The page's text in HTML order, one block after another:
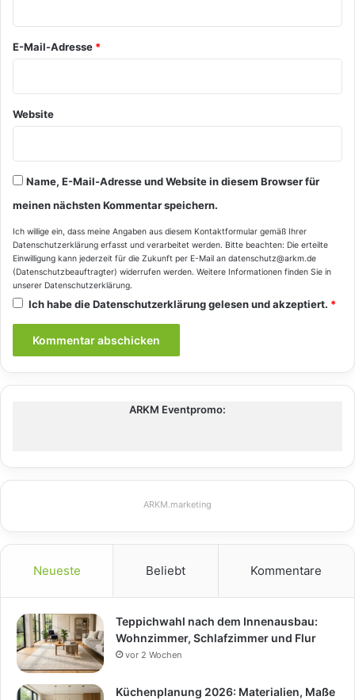
*
E-Mail-Adresse *
Website
Name, E-Mail-Adresse und Website in diesem Browser für
meinen nächsten Kommentar speichern.
Ich willige ein, dass meine Angaben aus diesem Kontaktformular gemäß Ihrer
Datenschutzerklärung erfasst und verarbeitet werden. Bitte beachten: Die erteilte
Einwilligung kann jederzeit für die Zukunft per E-Mail an datenschutz@arkm.de
(Datenschutzbeauftragter) widerrufen werden. Weitere Informationen finden Sie in
unserer Datenschutzerklärung.
Ich habe dieDatenschutzerklärunggelesen und akzeptiert. *
ARKM Eventpromo:
ARKM.marketing
Neueste Beliebt Kommentare
Teppichwahl nach dem Innenausbau:
Wohnzimmer, Schlafzimmer und Flur
vor 2 Wochen
Küchenplanung 2026: Materialien, Maße